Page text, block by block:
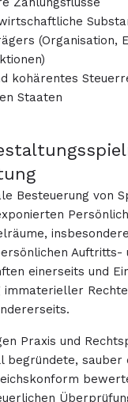
(Organisation,
kohärentes
Staaten
Besteuerung von
Auftritts-
einerseits und
Praxis und
begründete, sauber